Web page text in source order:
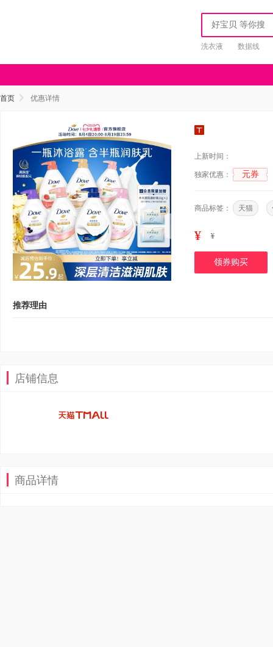
洗衣液 数据线
首页 优惠详情
上新时间：
独家优惠： 元券
商品标签： 天猫
¥ ¥
领券购买
推荐理由
店铺信息
商品详情